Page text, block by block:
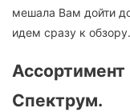
мешала Вам дойти
идем сразу к обзору.
Ассортимент
Спектрум.